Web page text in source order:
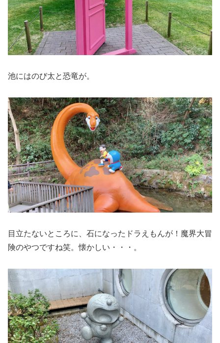
池にはのび太と恐竜が。
目立たないところに、石になったドラえもんが！魔界大冒
険のやつですね笑。懐かしい・・・。